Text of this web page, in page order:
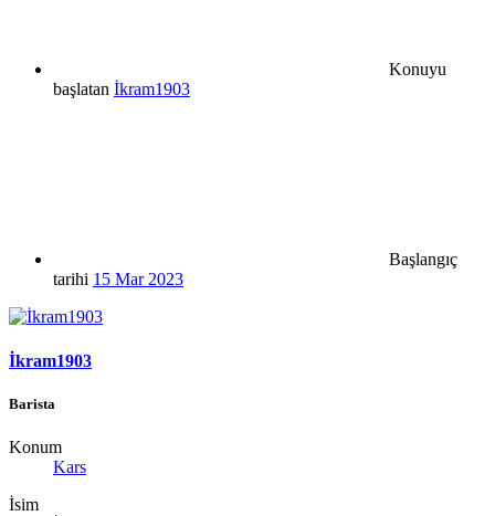
Konuyu
başlatan İkram1903
Başlangıç
tarihi 15 Mar 2023
İkram1903
Barista
Konum
Kars
İsim